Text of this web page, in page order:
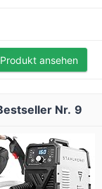
Produkt ansehen
9